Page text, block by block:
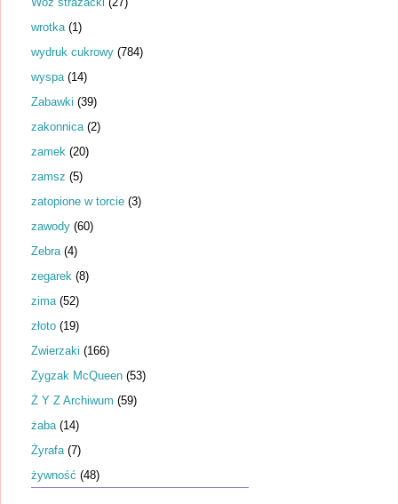
wrotka (1)
wydruk cukrowy (784)
wyspa (14)
Zabawki (39)
zakonnica (2)
zamek (20)
zamsz (5)
zatopione w torcie (3)
zawody (60)
Zebra (4)
zegarek (8)
zima (52)
złoto (19)
Zwierzaki (166)
Zygzak McQueen (53)
Ż Y Z Archiwum (59)
żaba (14)
Żyrafa (7)
żywność (48)